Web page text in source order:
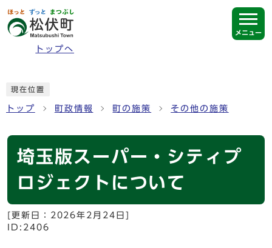
ページの先頭です
トップへ
メニュー
現在位置
トップ 町政情報 町の施策 その他の施策
埼玉版スーパー・シティプ
ロジェクトについて
[更新日： 2026年2月24日
ID:2406